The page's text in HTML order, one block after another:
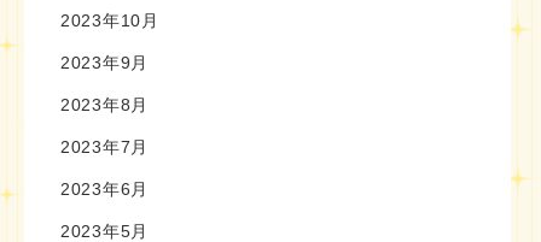
2023年10月
2023年9月
2023年8月
2023年7月
2023年6月
2023年5月